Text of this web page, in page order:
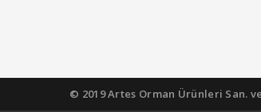
© 2019 Artes Orman Ürünleri San.